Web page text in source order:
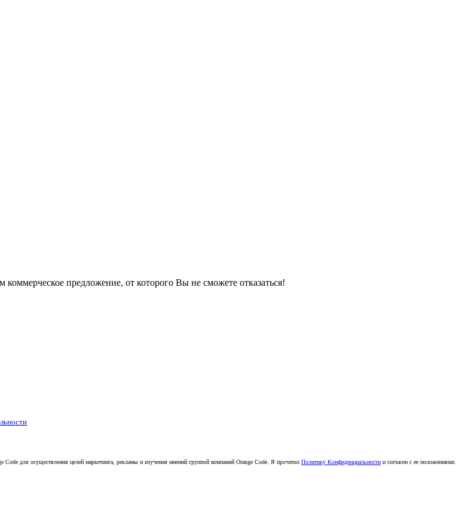
предложение, от которого Вы не сможете отказаться!
для осуществления целей маркетинга, рекламы и изучения мнений группой компаний Orange Code. Я прочитал Политику Конфиденциальности и согласен с ее положениями.